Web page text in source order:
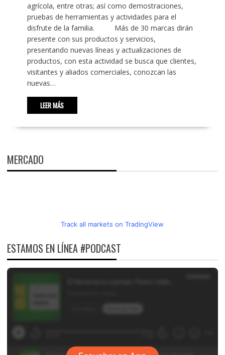
agrícola, entre otras; así como demostraciones,
pruebas de herramientas y actividades para el
disfrute de la familia. Más de 30 marcas dirán
presente con sus productos y servicios,
presentando nuevas líneas y actualizaciones de
productos, con esta actividad se busca que clientes,
visitantes y aliados comerciales, conozcan las
nuevas…
LEER MÁS
MERCADO
Track all markets on TradingView
ESTAMOS EN LÍNEA #PODCAST